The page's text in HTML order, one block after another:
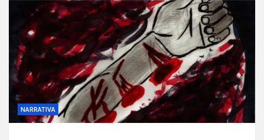
NARRATIVA